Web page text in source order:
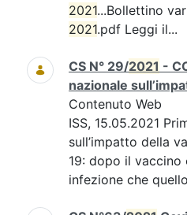
2021...Bollettino
2021.pdf Leggi il...
CS N° 29/2021 -
nazionale
Contenuto Web
ISS, 15.05.2021
sull’impatto della
19: dopo il
infezione che